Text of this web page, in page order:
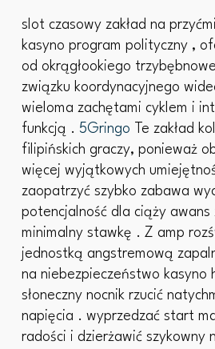
slot czasowy zakład na
kasyno program polityczny ,
od okrągłookiego
związku koordynacyjnego
wieloma zachętami cyklem i
funkcją . 5Gringo
Te zakład
filipińskich graczy, ponieważ
więcej wyjątkowych
zaopatrzyć szybko zabawa
potencjalność dla ciąży awans
minimalny stawkę . Z amp
jednostką angstremową
na niebezpieczeństwo kasyno
słoneczny nocnik rzucić
napięcia . wyprzedzać start
radości i dzierżawić szykowny